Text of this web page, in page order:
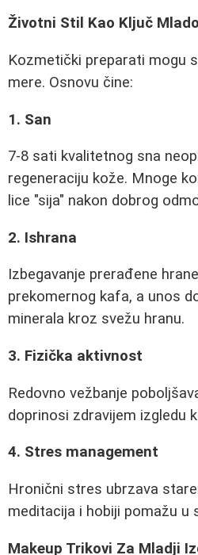
Životni Stil Kao Ključ
Kozmetički preparati mogu
mere. Osnovu čine:
1. San
7-8 sati kvalitetnog sna
regeneraciju kože. Mnoge
lice "sija" nakon dobrog
2. Ishrana
Izbegavanje prerađene
prekomernog kafa, a unos
minerala kroz svežu hranu.
3. Fizička aktivnost
Redovno vežbanje
doprinosi zdravijem izgledu
4. Stres management
Hronični stres ubrzava
meditacija i hobiji pomažu u
Makeup Trikovi Za Mladji